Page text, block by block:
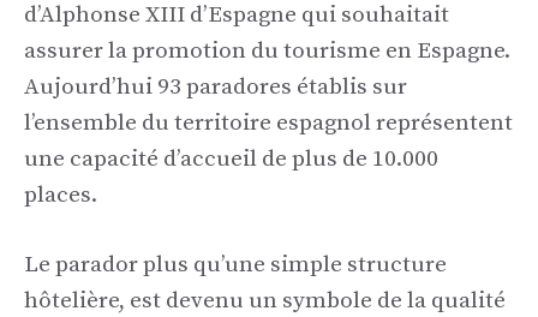
d’Alphonse XIII d’Espagne qui souhaitait
assurer la promotion du tourisme en Espagne.
Aujourd’hui 93 paradores établis sur
l’ensemble du territoire espagnol représentent
une capacité d’accueil de plus de 10.000
places.
Le parador plus qu’une simple structure
hôtelière, est devenu un symbole de la qualité